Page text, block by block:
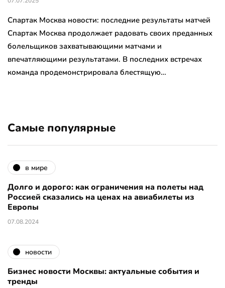
Спартак Москва новости: последние результаты матчей
Спартак Москва продолжает радовать своих преданных
болельщиков захватывающими матчами и
впечатляющими результатами. В последних встречах
команда продемонстрировала блестящую…
Самые популярные
в мире
Долго и дорого: как ограничения на полеты над
Россией сказались на ценах на авиабилеты из
Европы
07.08.2024
новости
Бизнес новости Москвы: актуальные события и
тренды